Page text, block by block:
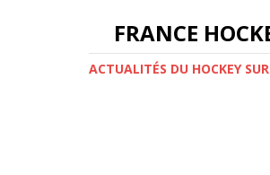
FRANCE
ACTUALITÉS DU HOCKEY